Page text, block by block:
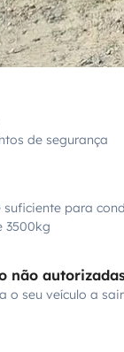
de segurança
para
3500kg
não
o seu veículo a